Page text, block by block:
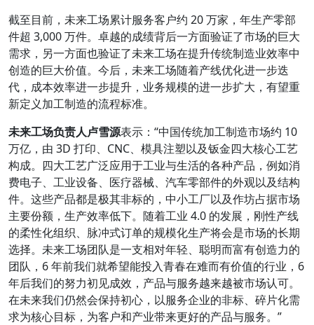
截⾄目前，未来⼯场累计服务客户约 20 万家，年⽣产零部
件超 3,000 万件。卓越的成绩背后⼀⽅面验证了市场的巨⼤
需求，另⼀⽅面也验证了未来⼯场在提升传统制造业效率中
创造的巨⼤价值。今后，未来⼯场随着产线优化进⼀步迭
代，成本效率进⼀步提升，业务规模的进⼀步扩⼤，有望重
新定义加⼯制造的流程标准。
未来⼯场负责⼈卢雪源表示：“中国传统加⼯制造市场约 10
万亿，由 3D 打印、CNC、模具注塑以及钣⾦四⼤核⼼⼯艺
构成。四⼤⼯艺⼴泛应用于⼯业与⽣活的各种产品，例如消
费电⼦、⼯业设备、医疗器械、汽车零部件的外观以及结构
件。这些产品都是极其非标的，中小⼯厂以及作坊占据市场
主要份额，⽣产效率低下。随着⼯业 4.0 的发展，刚性产线
的柔性化组织、脉冲式订单的规模化⽣产将会是市场的长期
选择。未来⼯场团队是⼀支相对年轻、聪明⽽富有创造⼒的
团队，6 年前我们就希望能投⼊青春在难⽽有价值的⾏业，6
年后我们的努⼒初见成效，产品与服务越来越被市场认可。
在未来我们仍然会保持初⼼，以服务企业的非标、碎片化需
求为核⼼目标，为客户和产业带来更好的产品与服务。”